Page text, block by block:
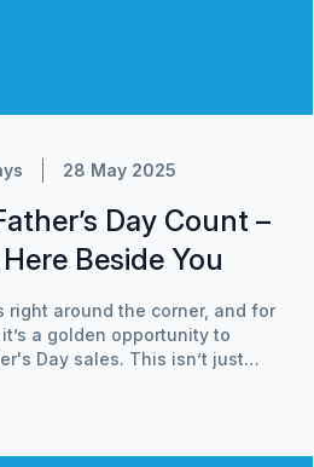
28 May 2025
Day Count –
Beside You
right around the corner, and for
a golden opportunity to
Day sales. This isn’t just